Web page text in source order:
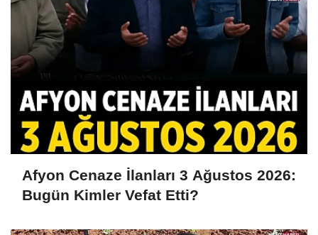
Afyon Cenaze İlanları 3 Ağustos 2026:
Bugün Kimler Vefat Etti?